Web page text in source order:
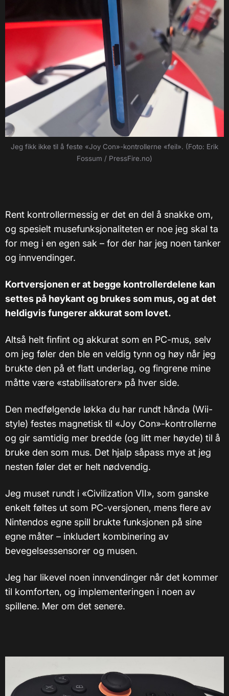
Jeg fikk ikke til å feste «Joy Con»-kontrollerne «feil». (Foto: Erik
Fossum / PressFire.no)
Rent kontrollermessig er det en del å snakke om,
og spesielt musefunksjonaliteten er noe jeg skal ta
for meg i en egen sak – for der har jeg noen tanker
og innvendinger.
Kortversjonen er at begge kontrollerdelene kan
settes på høykant og brukes som mus, og at det
heldigvis fungerer akkurat som lovet.
Altså helt finfint og akkurat som en PC-mus, selv
om jeg føler den ble en veldig tynn og høy når jeg
brukte den på et flatt underlag, og fingrene mine
måtte være «stabilisatorer» på hver side.
Den medfølgende løkka du har rundt hånda (Wii-
style) festes magnetisk til «Joy Con»-kontrollerne
og gir samtidig mer bredde (og litt mer høyde) til å
bruke den som mus. Det hjalp såpass mye at jeg
nesten føler det er helt nødvendig.
Jeg muset rundt i «Civilization VII», som ganske
enkelt føltes ut som PC-versjonen, mens flere av
Nintendos egne spill brukte funksjonen på sine
egne måter – inkludert kombinering av
bevegelsessensorer og musen.
Jeg har likevel noen innvendinger når det kommer
til komforten, og implementeringen i noen av
spillene. Mer om det senere.